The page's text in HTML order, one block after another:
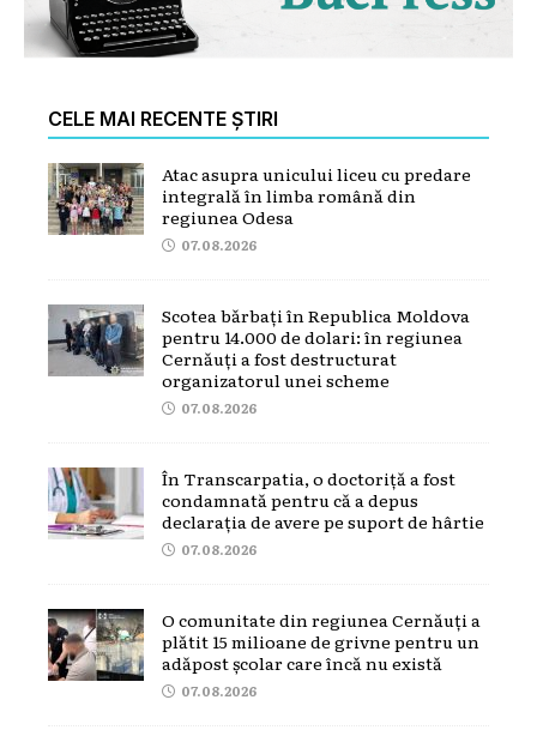
CELE MAI RECENTE ȘTIRI
Atac asupra unicului liceu cu predare
integrală în limba română din
regiunea Odesa
07.08.2026
Scotea bărbați în Republica Moldova
pentru 14.000 de dolari: în regiunea
Cernăuți a fost destructurat
organizatorul unei scheme
07.08.2026
În Transcarpatia, o doctoriță a fost
condamnată pentru că a depus
declarația de avere pe suport de hârtie
07.08.2026
O comunitate din regiunea Cernăuți a
plătit 15 milioane de grivne pentru un
adăpost școlar care încă nu există
07.08.2026